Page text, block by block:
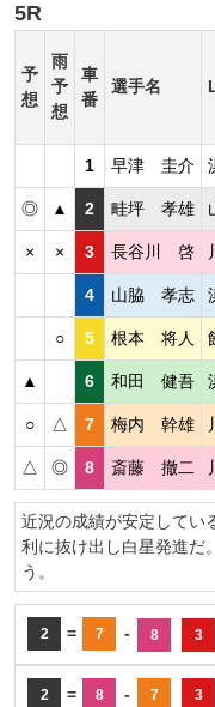
5R
予
想
雨
予
想
車
番
選手名
1 早津 圭介
◎ ▲ 2 畦坪 孝雄
× × 3 長谷川 啓
4 山脇 孝志
○ 5 根本 将人
▲ 6 和田 健吾
○ △ 7 梅内 幹雄
△ ◎ 8 斎藤 撤二
近況の成績が安定してい
利に抜け出し白星発進だ
う。
2 = 7 - 8 3
2 = 8 - 7 3